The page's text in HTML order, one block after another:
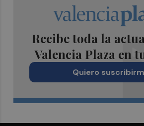
Recibe toda la
Valencia Plaza en
Quiero